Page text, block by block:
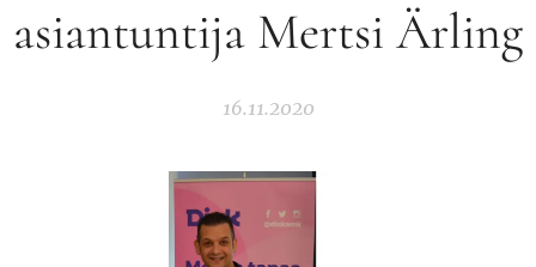
asiantuntija Mertsi Ärling
16.11.2020